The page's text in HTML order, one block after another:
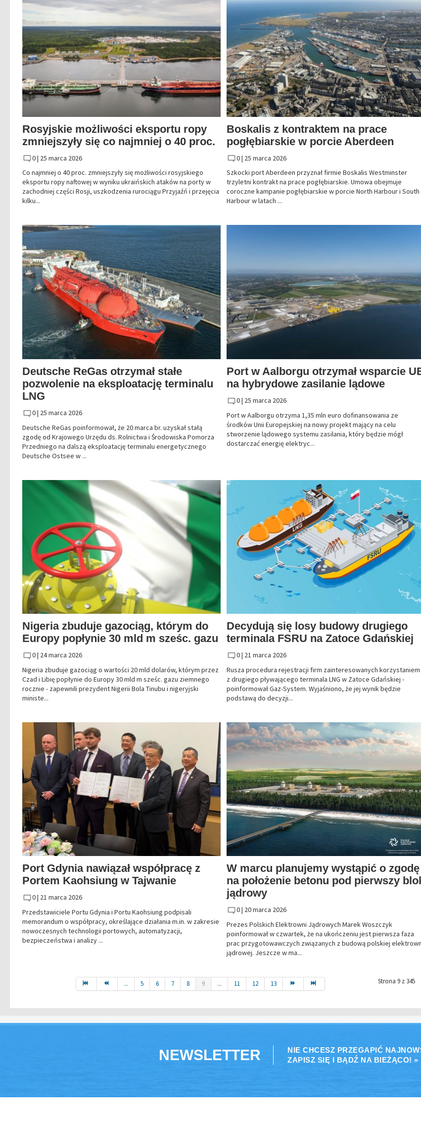
Rosyjskie możliwości eksportu ropy
zmniejszyły się co najmniej o 40 proc.
0 | 25 marca 2026
Co najmniej o 40 proc. zmniejszyły się możliwości rosyjskiego
eksportu ropy naftowej w wyniku ukraińskich ataków na porty w
zachodniej części Rosji, uszkodzenia rurociągu Przyjaźń i przejęcia
kilku...
Boskalis z kontraktem na prace
pogłębiarskie w porcie Aberdeen
0 | 25 marca 2026
Szkocki port Aberdeen przyznał firmie Boskalis Westminster
trzyletni kontrakt na prace pogłębiarskie. Umowa obejmuje
coroczne kampanie pogłębiarskie w porcie North Harbour i South
Harbour w latach ...
Deutsche ReGas otrzymał stałe
pozwolenie na eksploatację terminalu
LNG
0 | 25 marca 2026
Deutsche ReGas poinformował, że 20 marca br. uzyskał stałą
zgodę od Krajowego Urzędu ds. Rolnictwa i Środowiska Pomorza
Przedniego na dalszą eksploatację terminalu energetycznego
Deutsche Ostsee w ...
Port w Aalborgu otrzymał wsparcie
na hybrydowe zasilanie lądowe
0 | 25 marca 2026
Port w Aalborgu otrzyma 1,35 mln euro dofinansowania ze
środków Unii Europejskiej na nowy projekt mający na celu
stworzenie lądowego systemu zasilania, który będzie mógł
dostarczać energię elektryc...
Nigeria zbuduje gazociąg, którym do
Europy popłynie 30 mld m sześc. gazu
0 | 24 marca 2026
Nigeria zbuduje gazociąg o wartości 20 mld dolarów, którym przez
Czad i Libię popłynie do Europy 30 mld m sześc. gazu ziemnego
rocznie - zapewnili prezydent Nigerii Bola Tinubu i nigeryjski
ministe...
Decydują się losy budowy drugiego
terminala FSRU na Zatoce Gdańskiej
0 | 21 marca 2026
Rusza procedura rejestracji firm zainteresowanych korzystaniem
z drugiego pływającego terminala LNG w Zatoce Gdańskiej -
poinformował Gaz-System. Wyjaśniono, że jej wynik będzie
podstawą do decyzji...
Port Gdynia nawiązał współpracę z
Portem Kaohsiung w Tajwanie
0 | 21 marca 2026
Przedstawiciele Portu Gdynia i Portu Kaohsiung podpisali
memorandum o współpracy, określające działania m.in. w zakresie
nowoczesnych technologii portowych, automatyzacji,
bezpieczeństwa i analizy ...
W marcu planujemy wystąpić o zgodę
na położenie betonu pod pierwszy
jądrowy
0 | 20 marca 2026
Prezes Polskich Elektrowni Jądrowych Marek Woszczyk
poinformował w czwartek, że na ukończeniu jest pierwsza faza
prac przygotowawczych związanych z budową polskiej
jądrowej. Jeszcze w ma...
Strona 9 z 345
... 5 6 7 8 9 ... 11 12 13
NEWSLETTER
NIE CHCESZ PRZEGAPIĆ
ZAPISZ SIĘ I BĄDŹ NA BIEŻĄCO! »